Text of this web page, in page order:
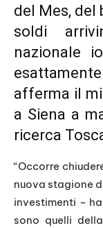
del Mes, del
soldi
nazionale
afferma il
a Siena a
ricerca
“Occorre
nuova stagione
investimenti –
sono quelli